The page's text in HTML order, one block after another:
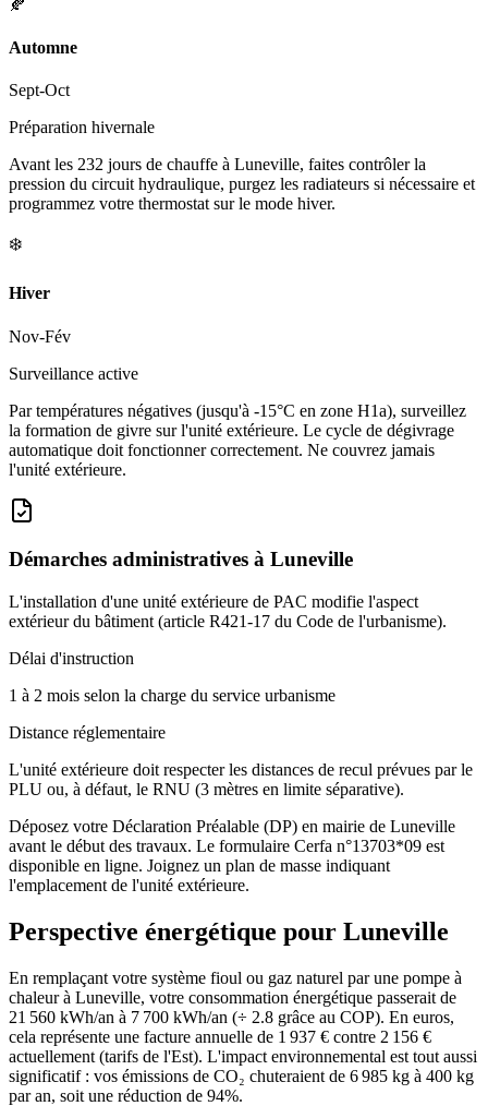
🍂
Automne
Sept-Oct
Préparation hivernale
Avant les 232 jours de chauffe à Luneville, faites contrôler la
pression du circuit hydraulique, purgez les radiateurs si nécessaire et
programmez votre thermostat sur le mode hiver.
❄️
Hiver
Nov-Fév
Surveillance active
Par températures négatives (jusqu'à -15°C en zone H1a), surveillez
la formation de givre sur l'unité extérieure. Le cycle de dégivrage
automatique doit fonctionner correctement. Ne couvrez jamais
l'unité extérieure.
Démarches administratives à Luneville
L'installation d'une unité extérieure de PAC modifie l'aspect
extérieur du bâtiment (article R421-17 du Code de l'urbanisme).
Délai d'instruction
1 à 2 mois selon la charge du service urbanisme
Distance réglementaire
L'unité extérieure doit respecter les distances de recul prévues par le
PLU ou, à défaut, le RNU (3 mètres en limite séparative).
Déposez votre Déclaration Préalable (DP) en mairie de Luneville
avant le début des travaux. Le formulaire Cerfa n°13703*09 est
disponible en ligne. Joignez un plan de masse indiquant
l'emplacement de l'unité extérieure.
Perspective énergétique pour Luneville
En remplaçant votre système fioul ou gaz naturel par une pompe à
chaleur à Luneville, votre consommation énergétique passerait de
21 560 kWh/an à 7 700 kWh/an (÷ 2.8 grâce au COP). En euros,
cela représente une facture annuelle de 1 937 € contre 2 156 €
actuellement (tarifs de l'Est). L'impact environnemental est tout aussi
significatif : vos émissions de CO₂ chuteraient de 6 985 kg à 400 kg
par an, soit une réduction de 94%.